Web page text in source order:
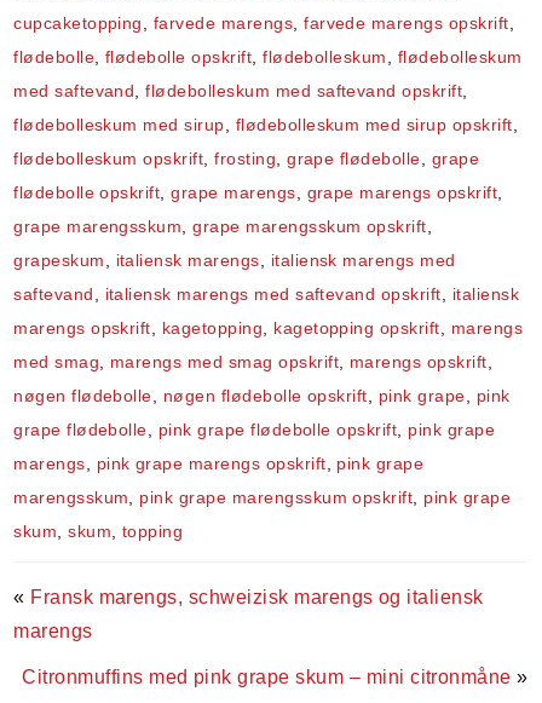
cupcaketopping
farvede marengs ,farvede marengs opskrift
flødebolle flødebolle opskrift ,flødebolleskum
flødebolleskum
med saftevand ,flødebolleskum med saftevand opskrift
flødebolleskum med sirup
flødebolleskum med sirup opskrift
flødebolleskum opskrift ,frosting ,grape flødebolle
grape
flødebolle opskrift ,grape marengs grape marengs opskrift
grape marengsskum ,grape marengsskum opskrift
grapeskum
italiensk marengs
italiensk marengs med
saftevand
italiensk marengs med saftevand opskrift
italiensk
marengs opskrift
kagetopping kagetopping opskrift
marengs
med smag
marengs med smag opskrift marengs opskrift
nøgen flødebolle
nøgen flødebolle opskrift pink grape
pink
grape flødebolle
pink grape flødebolle opskrift
pink grape
marengs
pink grape marengs opskrift
pink grape
marengsskum
pink grape marengsskum opskrift
pink grape
skum ,skum topping
« Fransk marengs, schweizisk marengs og italiensk
marengs
Citronmuffins med pink grape skum – mini citronmåne »